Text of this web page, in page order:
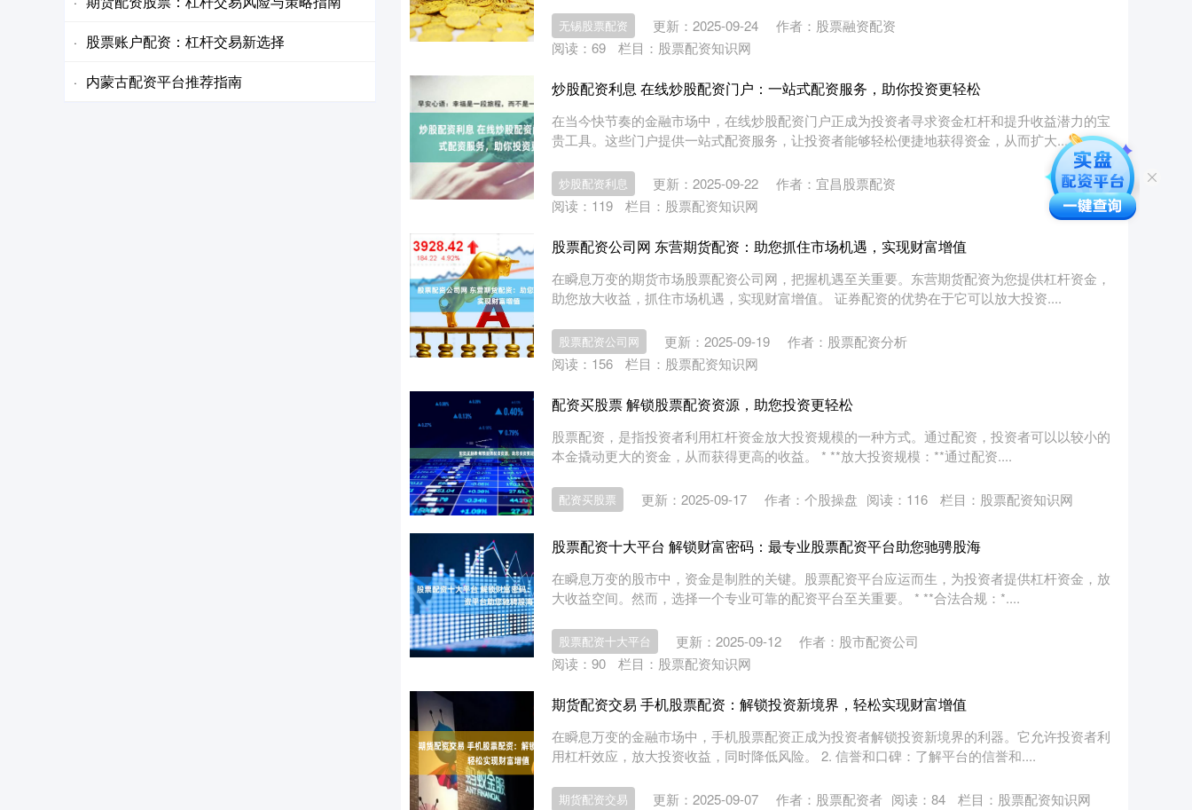
无锡股票配资 更新：2025-09-24
作者：股票融资配资
阅读： 69 栏目： 股票配资知识网
炒股配资利息 在线炒股配资门户：一站式配资服务，助你投资更轻松
在当今快节奏的金融市场中，在线炒股配资门户正成为投资者寻求资金杠杆和提升收益潜力的宝
贵工具。这些门户提供一站式配资服务，让投资者能够轻松便捷地获得资金，从而扩大....
炒股配资利息 更新：2025-09-22
作者：宜昌股票配资
阅读： 119 栏目： 股票配资知识网
股票配资公司网 东营期货配资：助您抓住市场机遇，实现财富增值
在瞬息万变的期货市场股票配资公司网，把握机遇至关重要。东营期货配资为您提供杠杆资金，
助您放大收益，抓住市场机遇，实现财富增值。 证券配资的优势在于它可以放大投资....
股票配资公司网 更新：2025-09-19
作者：股票配资分析
阅读： 156 栏目： 股票配资知识网
配资买股票 解锁股票配资资源，助您投资更轻松
股票配资，是指投资者利用杠杆资金放大投资规模的一种方式。通过配资，投资者可以以较小的
本金撬动更大的资金，从而获得更高的收益。 * **放大投资规模：**通过配资....
配资买股票 更新：2025-09-17 作者：个股操盘 阅读： 116 栏目： 股票配资知识网
股票配资十大平台 解锁财富密码：最专业股票配资平台助您驰骋股海
在瞬息万变的股市中，资金是制胜的关键。股票配资平台应运而生，为投资者提供杠杆资金，放
大收益空间。然而，选择一个专业可靠的配资平台至关重要。 * **合法合规：*....
股票配资十大平台 更新：2025-09-12
作者：股市配资公司
阅读： 90 栏目： 股票配资知识网
期货配资交易 手机股票配资：解锁投资新境界，轻松实现财富增值
在瞬息万变的金融市场中，手机股票配资正成为投资者解锁投资新境界的利器。它允许投资者利
用杠杆效应，放大投资收益，同时降低风险。 2. 信誉和口碑：了解平台的信誉和....
期货配资交易 更新：2025-09-07 作者：股票配资者 阅读： 84 栏目： 股票配资知识网
· 股票账户配资：杠杆交易新选择
· 内蒙古配资平台推荐指南